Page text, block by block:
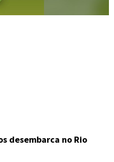
desembarca no Rio